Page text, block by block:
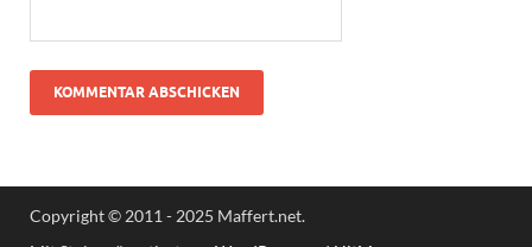
Copyright © 2011 - 2025 Maffert.net.